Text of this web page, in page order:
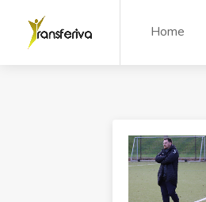
Home